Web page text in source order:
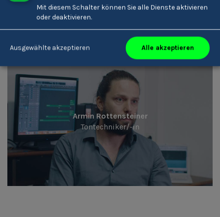
Armin Rottensteiner
Tontechniker/-in
Mit diesem Schalter können Sie alle Dienste aktivieren
oder deaktivieren.
Ausgewählte akzeptieren Alle akzeptieren